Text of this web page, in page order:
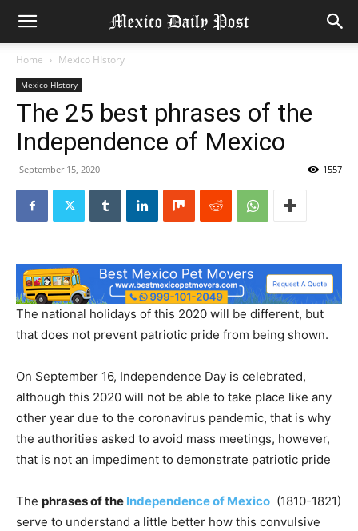
Home Mexico HIstory
Mexico HIstory
The 25 best phrases of the
Independence of Mexico
September 15, 2020 1557
The national holidays of this 2020 will be different, but
that does not prevent patriotic pride from being shown.
On September 16, Independence Day is celebrated,
although this 2020 will not be able to take place like any
other year due to the coronavirus pandemic, that is why
the authorities asked to avoid mass meetings, however,
that is not an impediment to demonstrate patriotic pride
The phrases of the Independence of Mexico (1810-1821)
serve to understand a little better how this convulsive